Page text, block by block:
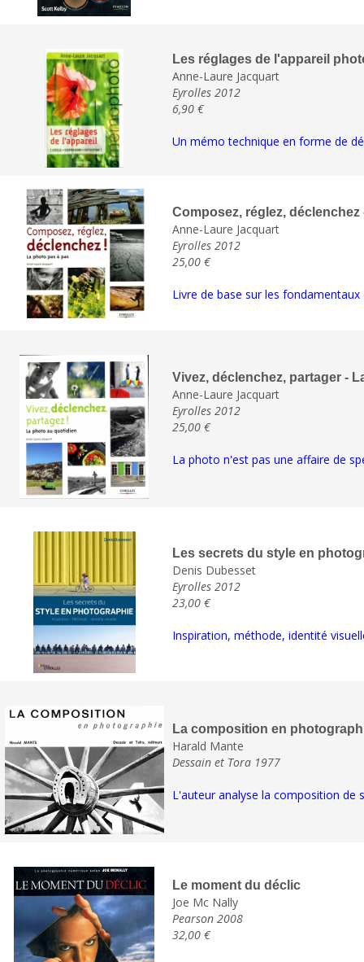
Les réglages de l'appareil
Anne-Laure Jacquart
Eyrolles 2012
6,90 €
Un mémo technique en forme de
Composez, réglez,
Anne-Laure Jacquart
Eyrolles 2012
25,00 €
Livre de base sur les
Vivez, déclenchez, partager -
Anne-Laure Jacquart
Eyrolles 2012
25,00 €
La photo n'est pas une affaire de
Les secrets du style en
Denis Dubesset
Eyrolles 2012
23,00 €
Inspiration, méthode, identité
La composition en
Harald Mante
Dessain et Tora 1977
L'auteur analyse la composition de
Le moment du déclic
Joe Mc Nally
Pearson 2008
32,00 €